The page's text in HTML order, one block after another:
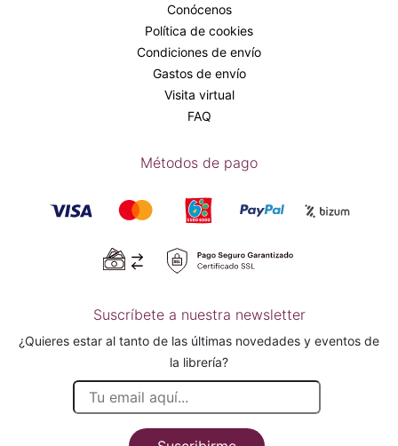
Conócenos
Política de cookies
Condiciones de envío
Gastos de envío
Visita virtual
FAQ
Métodos de pago
Suscríbete a nuestra newsletter
¿Quieres estar al tanto de las últimas novedades y eventos de
la librería?